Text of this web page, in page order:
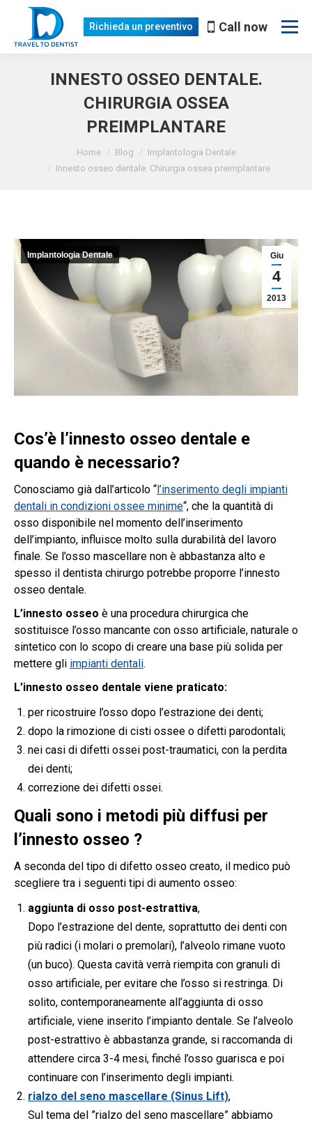
Richieda un preventivo Call now
INNESTO OSSEO DENTALE.
CHIRURGIA OSSEA
PREIMPLANTARE
Home Blog
Implantologia Dentale
Innesto osseo dentale. Chirurgia ossea preimplantare
Giu
4
2013
Implantologia Dentale
Cos’è l’innesto osseo dentale e
quando è necessario?
Conosciamo già dall’articolo “ l’inserimento degli impianti
dentali in condizioni ossee minime“, che la quantità di
osso disponibile nel momento dell’inserimento
dell’impianto, influisce molto sulla durabilità del lavoro
finale. Se l’osso mascellare non è abbastanza alto e
spesso il dentista chirurgo potrebbe proporre l’innesto
osseo dentale.
L’innesto osseo è una procedura chirurgica che
sostituisce l’osso mancante con osso artificiale, naturale o
sintetico con lo scopo di creare una base più solida per
mettere gli impianti dentali.
L’innesto osseo dentale viene praticato:
per ricostruire l’osso dopo l’estrazione dei denti;
dopo la rimozione di cisti ossee o difetti parodontali;
nei casi di difetti ossei post-traumatici, con la perdita
dei denti;
correzione dei difetti ossei.
Quali sono i metodi più diffusi per
l’innesto osseo ?
A seconda del tipo di difetto osseo creato, il medico può
scegliere tra i seguenti tipi di aumento osseo:
aggiunta di osso post-estrattiva,
Dopo l’estrazione del dente, soprattutto dei denti con
più radici (i molari o premolari), l’alveolo rimane vuoto
(un buco). Questa cavità verrà riempita con granuli di
osso artificiale, per evitare che l’osso si restringa. Di
solito, contemporaneamente all’aggiunta di osso
artificiale, viene inserito l’impianto dentale. Se l’alveolo
post-estrattivo è abbastanza grande, si raccomanda di
attendere circa 3-4 mesi, finché l’osso guarisca e poi
continuare con l’inserimento degli impianti.
rialzo del seno mascellare (Sinus Lift),
Sul tema del ”rialzo del seno mascellare” abbiamo